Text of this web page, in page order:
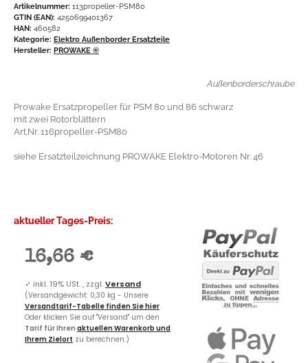
Artikelnummer: 113propeller-PSM80
GTIN (EAN): 4250699401367
HAN: 460582
Kategorie: Elektro Außenborder Ersatzteile
Hersteller: PROWAKE ®
Außenborderschraube
Prowake Ersatzpropeller für PSM 80 und 86 schwarz
mit zwei Rotorblättern
Art.Nr. 116propeller-PSM80
siehe Ersatzteilzeichnung PROWAKE Elektro-Motoren Nr. 46
aktueller Tages-Preis:
16,66 €
✓ inkl. 19% USt. , zzgl.Versand
(Versandgewicht: 0,30 kg - Unsere
Versandtarif-Tabelle finden Sie hier.
Oder klicken Sie auf "Versand" um den
Tarif für Ihren aktuellen Warenkorb und
Ihrem Zielort zu berechnen.)